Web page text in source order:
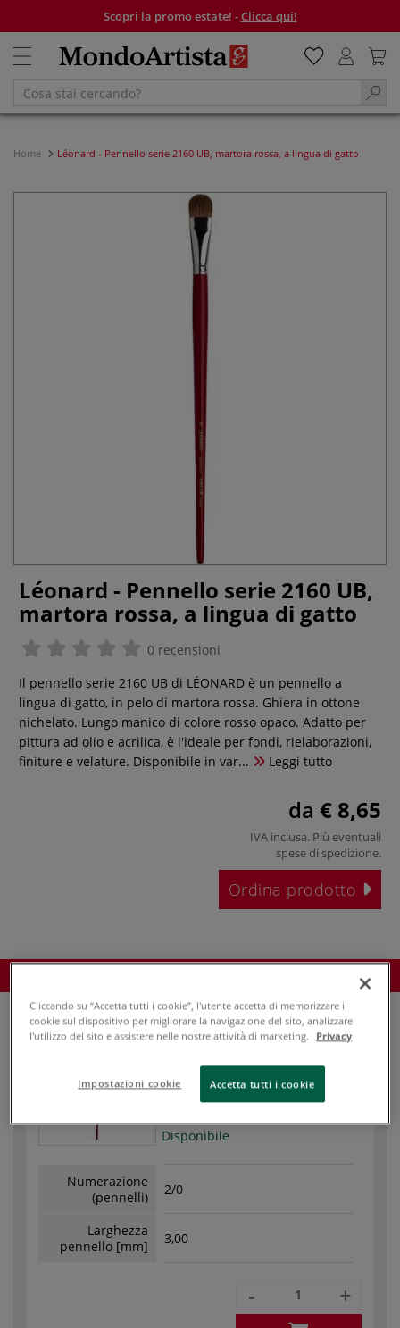
Scopri la promo estate! -Clicca qui!
Home Léonard - Pennello serie 2160 UB, martora rossa, a lingua di gatto
Léonard - Pennello serie 2160 UB,
martora rossa, a lingua di gatto
0 recensioni
Il pennello serie 2160 UB di LÉONARD è un pennello a
lingua di gatto, in pelo di martora rossa. Ghiera in ottone
nichelato. Lungo manico di colore rosso opaco. Adatto per
pittura ad olio e acrilica, è l'ideale per fondi, rielaborazioni,
finiture e velature. Disponibile in var...
Leggi tutto
da € 8,65
IVA inclusa. Più eventuali
spese di spedizione.
Ordina prodotto
Disponibile
Numerazione
(pennelli)
2/0
Larghezza
pennello [mm]
3,00
- +
Cliccando su “Accetta tutti i cookie”, l'utente accetta di memorizzare i
cookie sul dispositivo per migliorare la navigazione del sito, analizzare
l'utilizzo del sito e assistere nelle nostre attività di marketing.
Privacy
Impostazioni cookie Accetta tutti i cookie